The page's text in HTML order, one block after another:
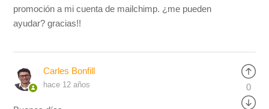
promoción a mi cuenta de mailchimp. ¿me pueden
ayudar? gracias!!
Carles Bonfill
hace 12 años 0